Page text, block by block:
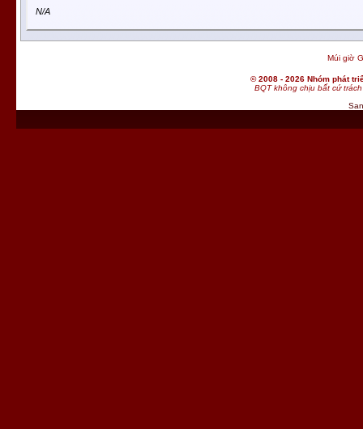
N/A
Múi giờ
© 2008 - 2026 Nhóm phát
BQT không chịu bất cứ